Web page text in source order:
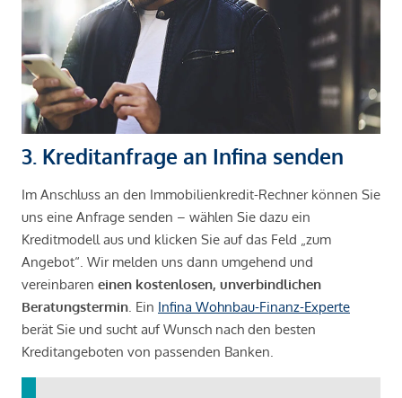
3. Kreditanfrage an Infina senden
Im Anschluss an den Immobilienkredit-Rechner können Sie
uns eine Anfrage senden – wählen Sie dazu ein
Kreditmodell aus und klicken Sie auf das Feld „zum
Angebot“. Wir melden uns dann umgehend und
vereinbaren einen kostenlosen, unverbindlichen
Beratungstermin . Ein Infina Wohnbau-Finanz-Experte
berät Sie und sucht auf Wunsch nach den besten
Kreditangeboten von passenden Banken.